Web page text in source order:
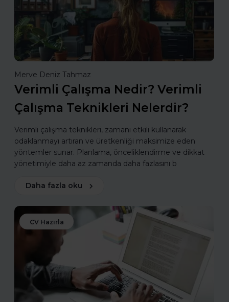
Merve Deniz Tahmaz
Verimli Çalışma Nedir? Verimli
Çalışma Teknikleri Nelerdir?
Verimli çalışma teknikleri, zamanı etkili kullanarak
odaklanmayı artıran ve üretkenliği maksimize eden
yöntemler sunar. Planlama, önceliklendirme ve dikkat
yönetimiyle daha az zamanda daha fazlasını b
Daha fazla oku
CV Hazırla